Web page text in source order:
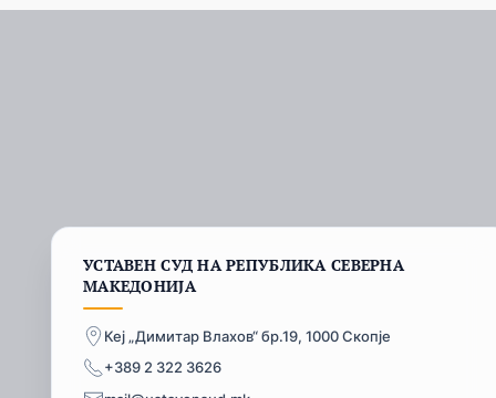
УСТАВЕН СУД НА РЕПУБЛИКА СЕВЕРНА
МАКЕДОНИЈА
Кеј „Димитар Влахов“ бр.19, 1000 Скопје
+389 2 322 3626